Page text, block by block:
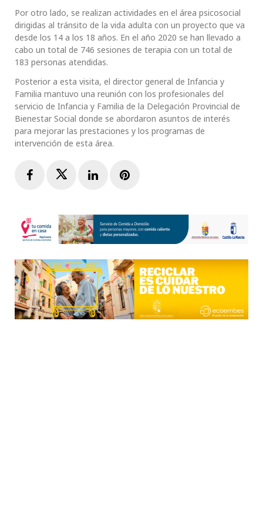
Por otro lado, se realizan actividades en el área psicosocial
dirigidas al tránsito de la vida adulta con un proyecto que va
desde los 14 a los 18 años. En el año 2020 se han llevado a
cabo un total de 746 sesiones de terapia con un total de
183 personas atendidas.
Posterior a esta visita, el director general de Infancia y
Familia mantuvo una reunión con los profesionales del
servicio de Infancia y Familia de la Delegación Provincial de
Bienestar Social donde se abordaron asuntos de interés
para mejorar las prestaciones y los programas de
intervención de esta área.
FacebookTwitterLinkedInPinterest